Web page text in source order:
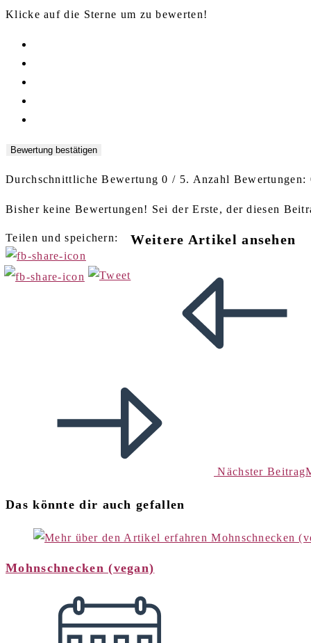
Klicke auf die Sterne um zu bewerten!
Bewertung bestätigen
Durchschnittliche Bewertung0 / 5. Anzahl Bewertungen:
Bisher keine Bewertungen! Sei der Erste, der diesen
Teilen und speichern: Weitere Artikel ansehen
Nächster Beitrag
Das könnte dir auch gefallen
Mohnschnecken (vegan)